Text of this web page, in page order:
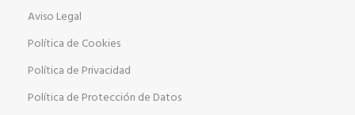
Aviso Legal
Política de Cookies
Política de Privacidad
Política de Protección de Datos